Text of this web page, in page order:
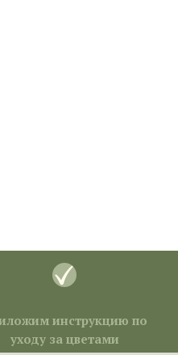
инструкцию по
уходу за цветами